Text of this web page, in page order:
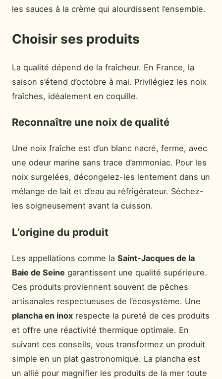
les sauces à la crème qui alourdissent l’ensemble.
Choisir ses produits
La qualité dépend de la fraîcheur. En France, la
saison s’étend d’octobre à mai. Privilégiez les noix
fraîches, idéalement en coquille.
Reconnaître une noix de qualité
Une noix fraîche est d’un blanc nacré, ferme, avec
une odeur marine sans trace d’ammoniac. Pour les
noix surgelées, décongelez-les lentement dans un
mélange de lait et d’eau au réfrigérateur. Séchez-
les soigneusement avant la cuisson.
L’origine du produit
Les appellations comme la Saint-Jacques de la
Baie de Seine garantissent une qualité supérieure.
Ces produits proviennent souvent de pêches
artisanales respectueuses de l’écosystème. Une
plancha en inox respecte la pureté de ces produits
et offre une réactivité thermique optimale. En
suivant ces conseils, vous transformez un produit
simple en un plat gastronomique. La plancha est
un allié pour magnifier les produits de la mer toute